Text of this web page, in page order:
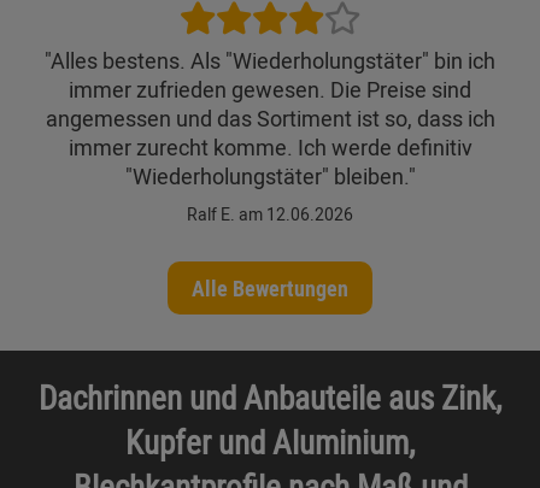
"Alles bestens. Als "Wiederholungstäter" bin ich
immer zufrieden gewesen. Die Preise sind
angemessen und das Sortiment ist so, dass ich
immer zurecht komme. Ich werde definitiv
"Wiederholungstäter" bleiben."
Ralf E. am 12.06.2026
Alle Bewertungen
Dachrinnen und Anbauteile aus Zink,
Kupfer und Aluminium,